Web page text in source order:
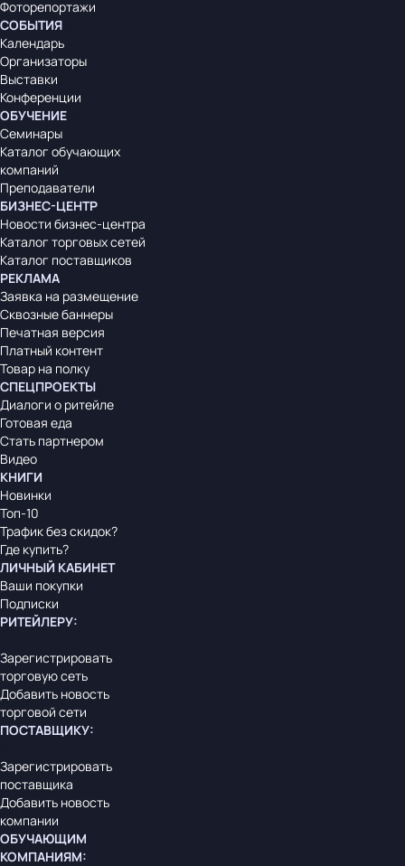
Фоторепортажи
СОБЫТИЯ
Календарь
Организаторы
Выставки
Конференции
ОБУЧЕНИЕ
Семинары
Каталог обучающих
компаний
Преподаватели
БИЗНЕС-ЦЕНТР
Новости бизнес-центра
Каталог торговых сетей
Каталог поставщиков
РЕКЛАМА
Заявка на размещение
Сквозные баннеры
Печатная версия
Платный контент
Товар на полку
СПЕЦПРОЕКТЫ
Диалоги о ритейле
Готовая еда
Стать партнером
Видео
КНИГИ
Новинки
Топ-10
Трафик без скидок?
Где купить?
ЛИЧНЫЙ КАБИНЕТ
Ваши покупки
Подписки
РИТЕЙЛЕРУ:
Зарегистрировать
торговую сеть
Добавить новость
торговой сети
ПОСТАВЩИКУ:
Зарегистрировать
поставщика
Добавить новость
компании
ОБУЧАЮЩИМ
КОМПАНИЯМ: